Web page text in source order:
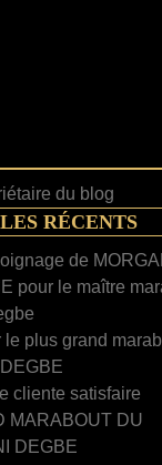
du blog
RÉCENTS
de
pour le maître
plus grand
cliente satisfaire
MARABOUT DU
DEGBE